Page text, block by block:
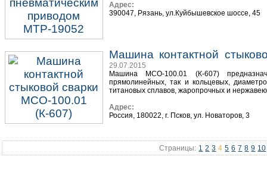
Адрес:
390047, Рязань, ул.Куйбышевское шоссе, 45
Машина контактной
29.07.2015
Машина МСО-100.01 (К-607)
прямолинейных, так и кольцевых,
титановых сплавов, жаропрочных и
Адрес:
Россия, 180022, г. Псков, ул. Новаторов, 3
Страницы: 1 2 3 4 5 6 7 8 9 10